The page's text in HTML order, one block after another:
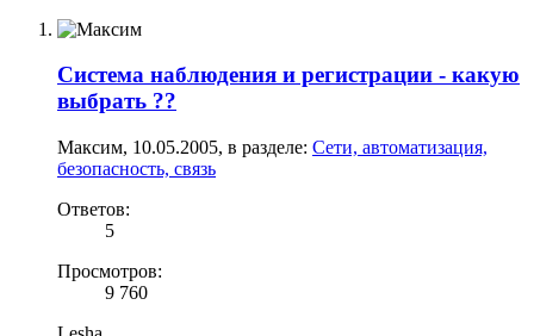
Система наблюдения и регистрации - какую
выбрать ??
Максим, 10.05.2005, в разделе: Сети, автоматизация,
безопасность, связь
Ответов:
5
Просмотров:
9 760